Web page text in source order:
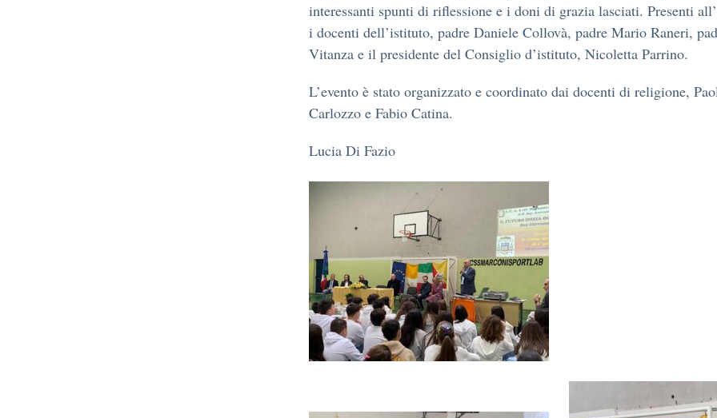
interessanti spunti di riflessione e i doni di grazia lasciati. Presenti
i docenti dell’istituto, padre Daniele Collovà, padre Mario Raneri,
Vitanza e il presidente del Consiglio d’istituto, Nicoletta Parrino.
L’evento è stato organizzato e coordinato dai docenti di religione,
Carlozzo e Fabio Catina.
Lucia Di Fazio